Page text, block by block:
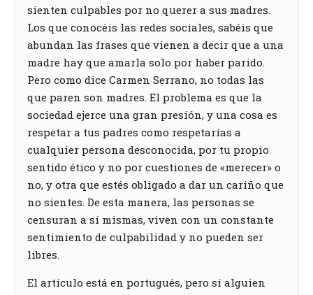
sienten culpables por no querer a sus madres.
Los que conocéis las redes sociales, sabéis que
abundan las frases que vienen a decir que a una
madre hay que amarla solo por haber parido.
Pero como dice Carmen Serrano, no todas las
que paren son madres. El problema es que la
sociedad ejerce una gran presión, y una cosa es
respetar a tus padres como respetarías a
cualquier persona desconocida, por tu propio
sentido ético y no por cuestiones de «merecer» o
no, y otra que estés obligado a dar un cariño que
no sientes. De esta manera, las personas se
censuran a sí mismas, viven con un constante
sentimiento de culpabilidad y no pueden ser
libres.
El artículo está en portugués, pero si alguien